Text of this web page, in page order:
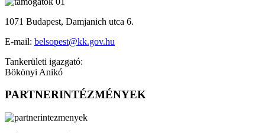
1071 Budapest, Damjanich utca 6.
E-mail: belsopest@kk.gov.hu
Tankerületi igazgató:
Bökönyi Anikó
PARTNERINTÉZMÉNYEK